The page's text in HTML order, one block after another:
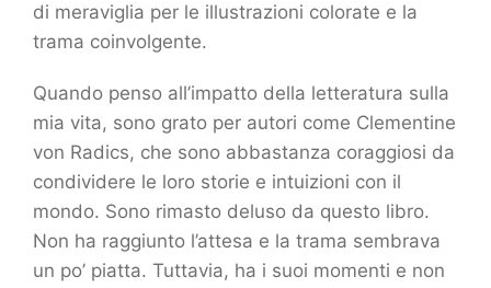
di meraviglia per le illustrazioni colorate e la
trama coinvolgente.
Quando penso all’impatto della letteratura sulla
mia vita, sono grato per autori come Clementine
von Radics, che sono abbastanza coraggiosi da
condividere le loro storie e intuizioni con il
mondo. Sono rimasto deluso da questo libro.
Non ha raggiunto l’attesa e la trama sembrava
un po’ piatta. Tuttavia, ha i suoi momenti e non